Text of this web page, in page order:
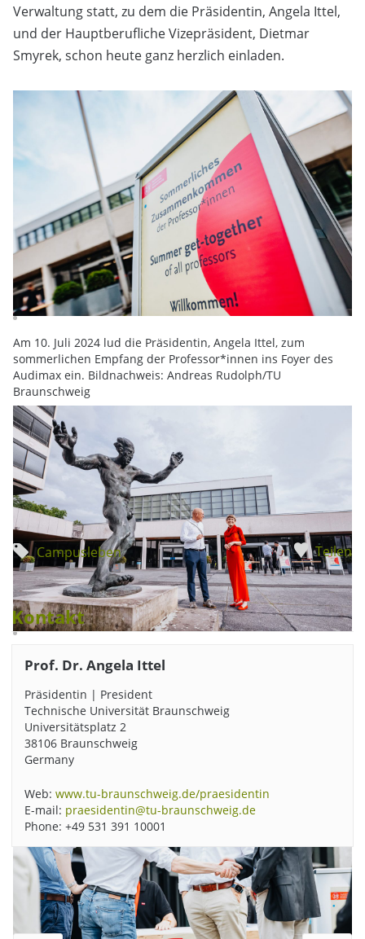
Verwaltung statt, zu dem die Präsidentin, Angela Ittel,
und der Hauptberufliche Vizepräsident, Dietmar
Smyrek, schon heute ganz herzlich einladen.
Am 10. Juli 2024 lud die Präsidentin, Angela Ittel, zum
sommerlichen Empfang der Professor*innen ins Foyer des
Audimax ein. Bildnachweis: Andreas Rudolph/TU
Braunschweig
Nicht nur im Foyer des Audimax, sondern auch auf dem
Universitätsplatz fanden anregende Gespräche statt. Die
Präsidentin Angela Ittel im Gespräch mit Prof. Christoph
Herrmann. Bildnachweis: Andreas Rudolph/TU Braunschweig
Campusleben Teilen
Kontakt
Prof. Dr. Angela Ittel
Präsidentin | President
Technische Universität Braunschweig
Universitätsplatz 2
38106 Braunschweig
Germany
Web: www.tu-braunschweig.de/praesidentin
E-mail: praesidentin@tu-braunschweig.de
Phone: +49 531 391 10001